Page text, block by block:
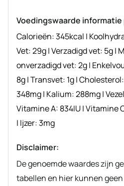
Voedingswaarde
Calorieën:345kcal |
Vet:29g|Verzadigd vet: 5g|
onverzadigd vet:2g|
8g|Transvet: 1g|Cholesterol:
348mg| Kalium:288mg|
Vitamine A: 834IU|Vitamine
| Ijzer:3mg
Disclaimer:
De genoemde waardes zijn gebaseerd op standaard
tabellen en hier kunnen